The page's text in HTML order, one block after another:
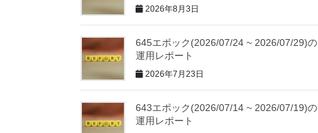
2026年8月3日
645エポック(2026/07/24 ~ 2026/07/29)の
運用レポート
2026年7月23日
643エポック(2026/07/14 ~ 2026/07/19)の
運用レポート